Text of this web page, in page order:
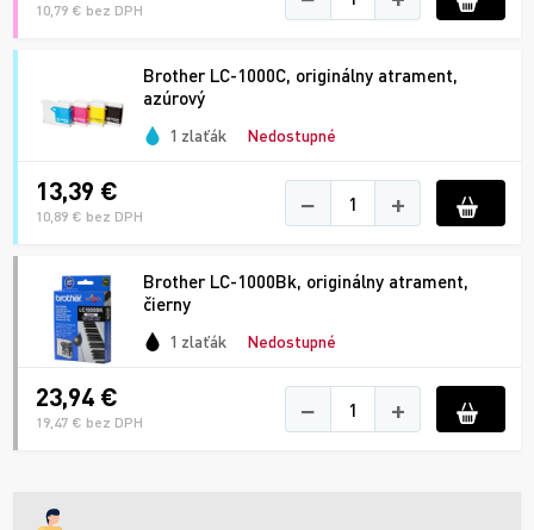
10,79 € bez DPH
Brother LC-1000C, originálny atrament,
azúrový
1 zlaťák Nedostupné
13,39 €
10,89 € bez DPH − +
Brother LC-1000Bk, originálny atrament,
čierny
1 zlaťák Nedostupné
23,94 €
19,47 € bez DPH − +